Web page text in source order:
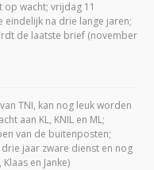
wacht; vrijdag 11
eindelijk na drie lange jaren;
de laatste brief (november
TNI, kan nog leuk worden
aan KL, KNIL en ML;
van de buitenposten;
jaar zware dienst en nog
en Janke)